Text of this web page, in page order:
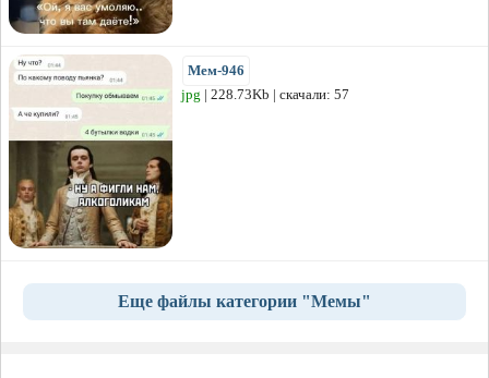
Мем-946
jpg | 228.73Kb | скачали: 57
Еще файлы категории "Мемы"